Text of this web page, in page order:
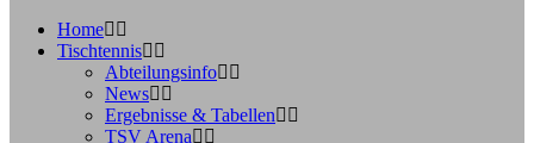
Home
Tischtennis
Abteilungsinfo
News
Ergebnisse & Tabellen
TSV Arena